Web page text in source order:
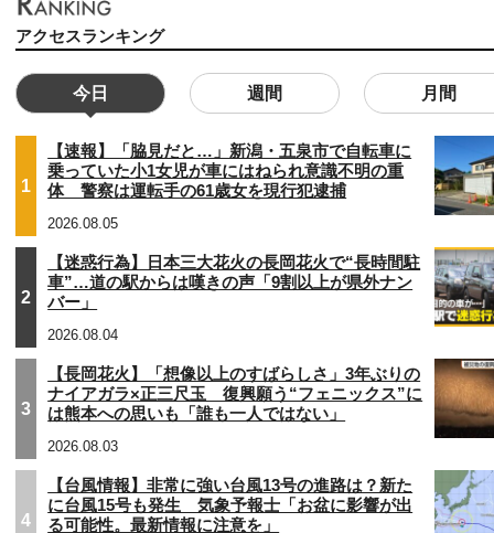
アクセスランキング
今日 週間 月間
1
【速報】「脇見だと…」新潟・五泉市で自転車に
乗っていた小1女児が車にはねられ意識不明の重
体 警察は運転手の61歳女を現行犯逮捕
2026.08.05
2
【迷惑行為】日本三大花火の長岡花火で“長時間駐
車”…道の駅からは嘆きの声「9割以上が県外ナン
バー」
2026.08.04
3
【長岡花火】「想像以上のすばらしさ」3年ぶりの
ナイアガラ×正三尺玉 復興願う“フェニックス”に
は熊本への思いも「誰も一人ではない」
2026.08.03
4
【台風情報】非常に強い台風13号の進路は？新た
に台風15号も発生 気象予報士「お盆に影響が出
る可能性。最新情報に注意を」